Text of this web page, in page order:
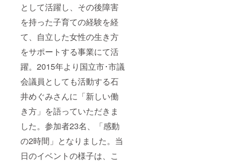
として活躍し、その後障害
を持った子育ての経験を経
て、自立した女性の生き方
をサポートする事業にて活
躍。2015年より国立市･市議
会議員としても活動する石
井めぐみさんに「新しい働
き方」を語っていただきま
した。参加者23名、「感動
の2時間」となりました。当
日のイベントの様子は、こ